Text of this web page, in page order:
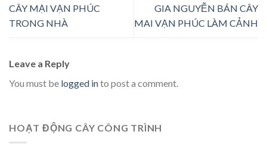
CÂY MẠI VẠN PHÚC
TRONG NHÀ
GIA NGUYỄN BÁN CÂY
MAI VẠN PHÚC LÀM CẢNH
Leave a Reply
You must be logged into post a comment.
HOẠT ĐỘNG CÂY CÔNG TRÌNH